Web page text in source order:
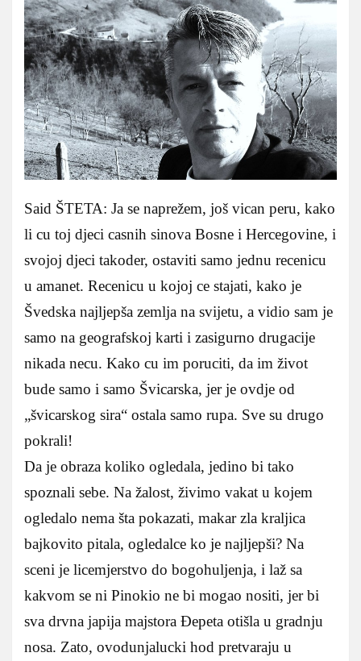
Said ŠTETA: Ja se naprežem, još vican peru, kako
li cu toj djeci casnih sinova Bosne i Hercegovine, i
svojoj djeci takoder, ostaviti samo jednu recenicu
u amanet. Recenicu u kojoj ce stajati, kako je
Švedska najljepša zemlja na svijetu, a vidio sam je
samo na geografskoj karti i zasigurno drugacije
nikada necu. Kako cu im poruciti, da im život
bude samo i samo Švicarska, jer je ovdje od
„švicarskog sira“ ostala samo rupa. Sve su drugo
pokrali!
Da je obraza koliko ogledala, jedino bi tako
spoznali sebe. Na žalost, živimo vakat u kojem
ogledalo nema šta pokazati, makar zla kraljica
bajkovito pitala, ogledalce ko je najljepši? Na
sceni je licemjerstvo do bogohuljenja, i laž sa
kakvom se ni Pinokio ne bi mogao nositi, jer bi
sva drvna japija majstora Ðepeta otišla u gradnju
nosa. Zato, ovodunjalucki hod pretvaraju u